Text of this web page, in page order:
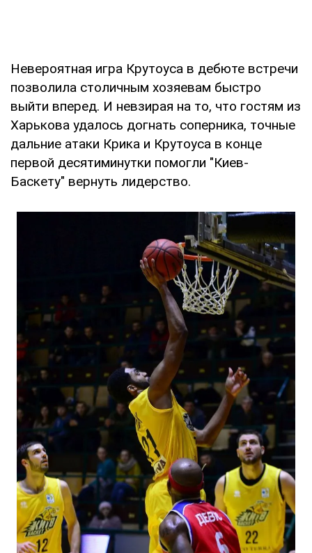
Невероятная игра Крутоуса в дебюте встречи
позволила столичным хозяевам быстро
выйти вперед. И невзирая на то, что гостям из
Харькова удалось догнать соперника, точные
дальние атаки Крика и Крутоуса в конце
первой десятиминутки помогли "Киев-
Баскету" вернуть лидерство.